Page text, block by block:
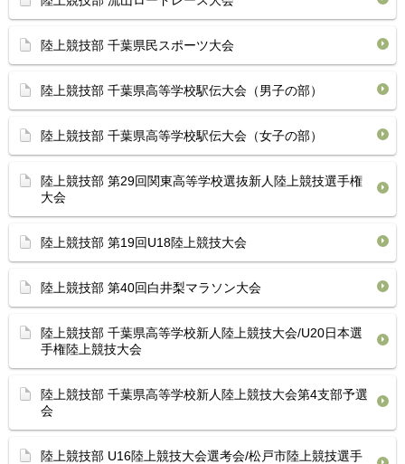
陸上競技部 千葉県民スポーツ大会
陸上競技部 千葉県高等学校駅伝大会（男子の部）
陸上競技部 千葉県高等学校駅伝大会（女子の部）
陸上競技部 第29回関東高等学校選抜新人陸上競技選手権
大会
陸上競技部 第19回U18陸上競技大会
陸上競技部 第40回白井梨マラソン大会
陸上競技部 千葉県高等学校新人陸上競技大会/U20日本選
手権陸上競技大会
陸上競技部 千葉県高等学校新人陸上競技大会第4支部予選
会
陸上競技部 U16陸上競技大会選考会/松戸市陸上競技選手